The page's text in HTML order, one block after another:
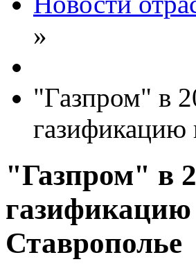
»
"Газпром" в
газификацию
"Газпром" в
Ставрополье